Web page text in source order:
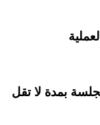
بمدة لا تقل